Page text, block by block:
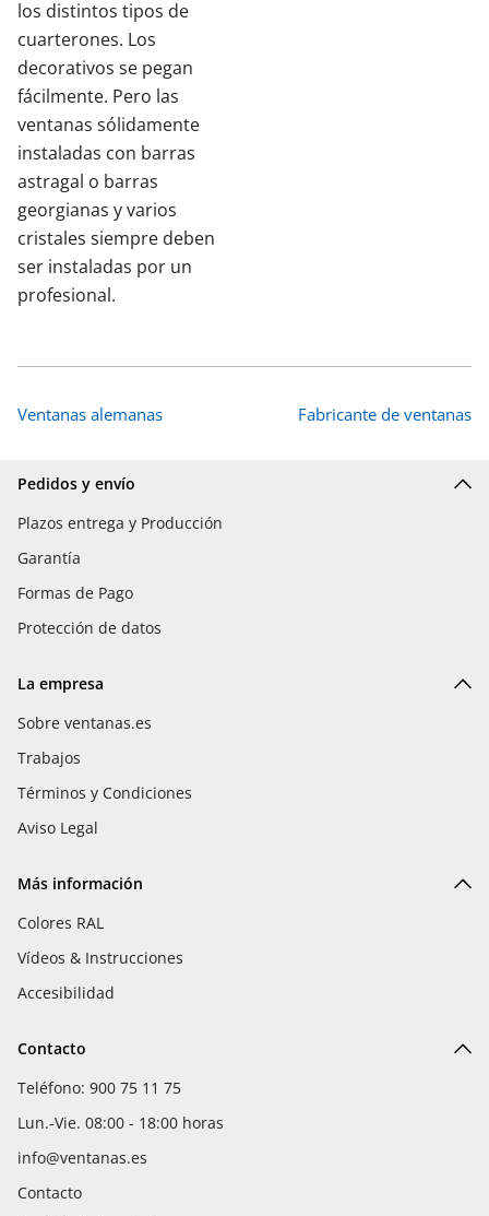
los distintos tipos de
cuarterones. Los
decorativos se pegan
fácilmente. Pero las
ventanas sólidamente
instaladas con barras
astragal o barras
georgianas y varios
cristales siempre deben
ser instaladas por un
profesional.
Ventanas alemanas Fabricante de ventanas
Pedidos y envío
Plazos entrega y Producción
Garantía
Formas de Pago
Protección de datos
La empresa
Sobre ventanas.es
Trabajos
Términos y Condiciones
Aviso Legal
Más información
Colores RAL
Vídeos & Instrucciones
Accesibilidad
Contacto
Teléfono: 900 75 11 75
Lun.-Vie. 08:00 - 18:00 horas
info@ventanas.es
Contacto